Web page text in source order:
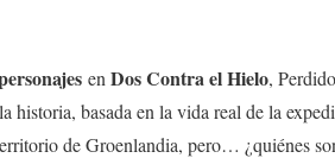
en Dos Contra el Hielo,
historia, basada en la vida real de la
de Groenlandia, pero… ¿quiénes